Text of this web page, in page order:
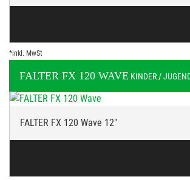
*inkl. MwSt
FALTER FX 120 WAVE KINDER /
FALTER FX 120 Wave 12"